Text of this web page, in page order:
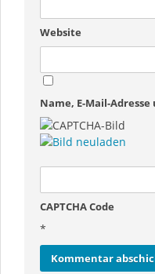
Website
Name, E-Mail-
CAPTCHA Code
*